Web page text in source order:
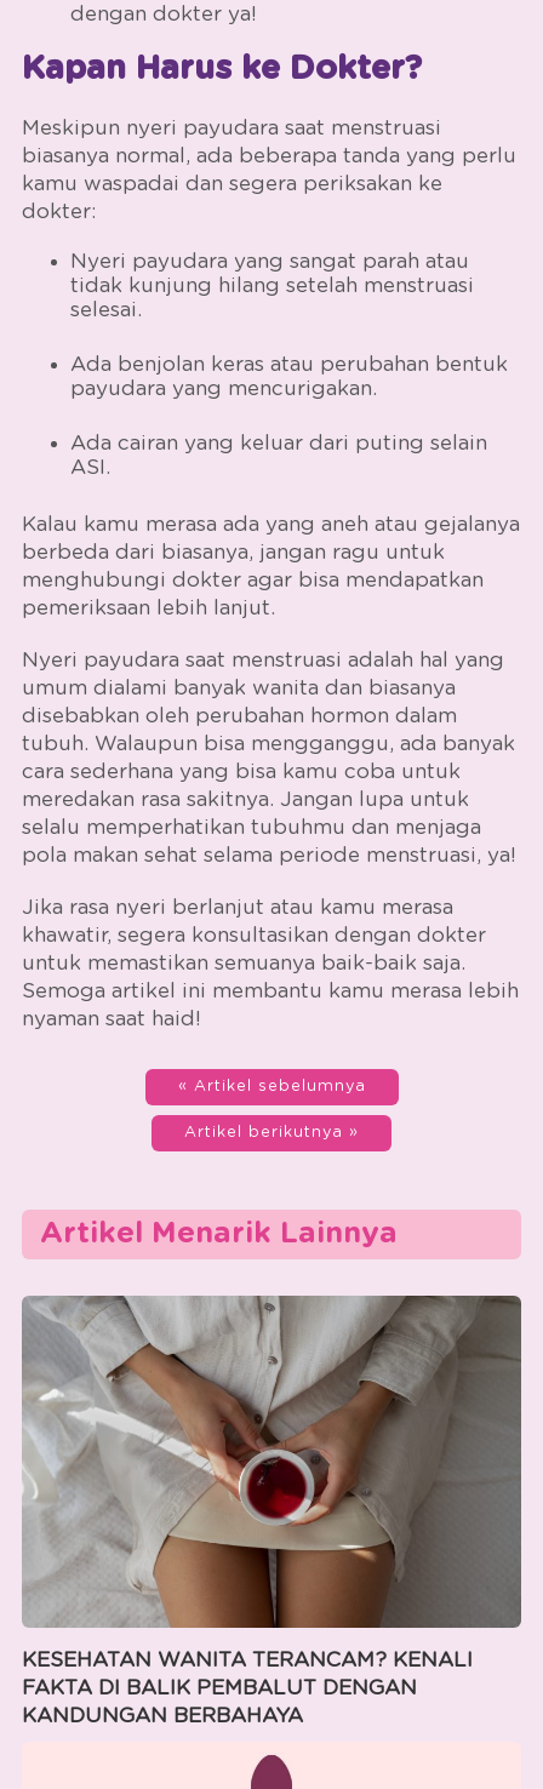
dengan dokter ya!
Kapan Harus ke Dokter?
Meskipun nyeri payudara saat menstruasi
biasanya normal, ada beberapa tanda yang perlu
kamu waspadai dan segera periksakan ke
dokter:
Nyeri payudara yang sangat parah atau
tidak kunjung hilang setelah menstruasi
selesai.
Ada benjolan keras atau perubahan bentuk
payudara yang mencurigakan.
Ada cairan yang keluar dari puting selain
ASI.
Kalau kamu merasa ada yang aneh atau gejalanya
berbeda dari biasanya, jangan ragu untuk
menghubungi dokter agar bisa mendapatkan
pemeriksaan lebih lanjut.
Nyeri payudara saat menstruasi adalah hal yang
umum dialami banyak wanita dan biasanya
disebabkan oleh perubahan hormon dalam
tubuh. Walaupun bisa mengganggu, ada banyak
cara sederhana yang bisa kamu coba untuk
meredakan rasa sakitnya. Jangan lupa untuk
selalu memperhatikan tubuhmu dan menjaga
pola makan sehat selama periode menstruasi, ya!
Jika rasa nyeri berlanjut atau kamu merasa
khawatir, segera konsultasikan dengan dokter
untuk memastikan semuanya baik-baik saja.
Semoga artikel ini membantu kamu merasa lebih
nyaman saat haid!
« Artikel sebelumnya
Artikel berikutnya »
Artikel Menarik Lainnya
KESEHATAN WANITA TERANCAM? KENALI
FAKTA DI BALIK PEMBALUT DENGAN
KANDUNGAN BERBAHAYA